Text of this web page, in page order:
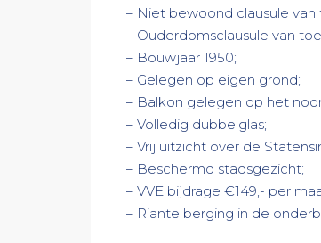
– Niet bewoond clausule
– Ouderdomsclausule van
– Bouwjaar 1950;
– Gelegen op eigen grond;
– Balkon gelegen op het
– Volledig dubbelglas;
– Vrij uitzicht over de
– Beschermd stadsgezicht;
– VVE bijdrage €149,- per
– Riante berging in de